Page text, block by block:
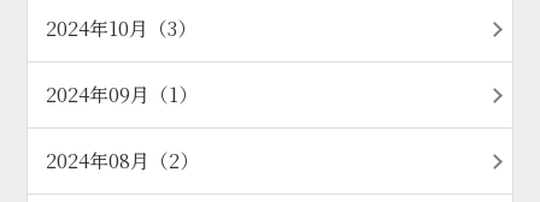
2024年10月（3）
2024年09月（1）
2024年08月（2）